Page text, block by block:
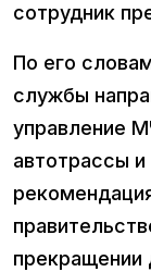
сотрудник
По его
службы
управление
автотрассы
прекращении